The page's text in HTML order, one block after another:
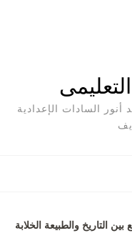
السادات الإعدادية
التاريخ والطبيعة الخلابة